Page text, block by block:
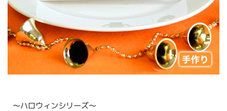
〜ハロウィンシリーズ〜